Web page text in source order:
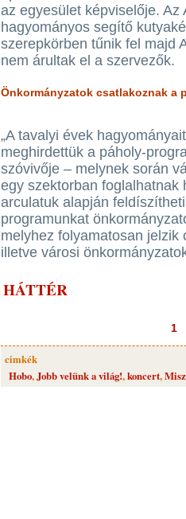
az egyesület képviselője. Az
hagyományos segítő
szerepkörben tűnik fel majd
nem árultak el a szervezők.
Önkormányzatok csatlakoznak a
„A tavalyi évek
meghirdettük a páholy-
szóvivője – melynek során
egy szektorban foglalhatnak
arculatuk alapján
programunkat
melyhez folyamatosan
illetve városi
HÁTTÉR
1
cimkék
Hobo,Jobb velünk a világ!,koncert,